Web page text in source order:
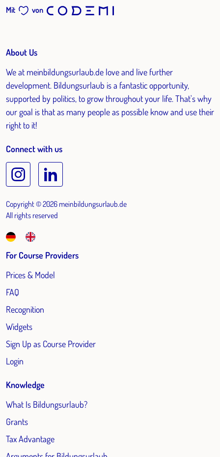
Mit von
About Us
We at meinbildungsurlaub.de love and live further
development. Bildungsurlaub is a fantastic opportunity,
supported by politics, to grow throughout your life. That's why
our goal is that as many people as possible know and use their
right to it!
Connect with us
Copyright © 2026 meinbildungsurlaub.de
All rights reserved
For Course Providers
Prices & Model
FAQ
Recognition
Widgets
Sign Up as Course Provider
Login
Knowledge
What Is Bildungsurlaub?
Grants
Tax Advantage